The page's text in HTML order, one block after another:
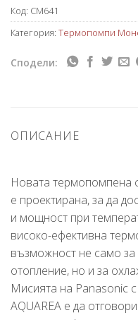
Код: CM641
Категория: Термопомпи
Сподели:
ОПИСАНИЕ
Новата термопомпена
е проектирана, за да
и мощност при
високо-ефективна
възможност не само
отопление, но и за
Мисията на Panasonic
AQUAREA е да